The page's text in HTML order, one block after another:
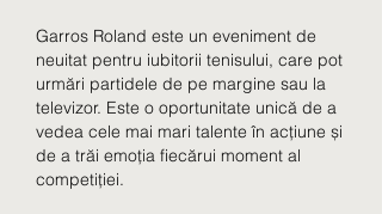
Garros Roland este un eveniment de
neuitat pentru iubitorii tenisului, care pot
urmări partidele de pe margine sau la
televizor. Este o oportunitate unică de a
vedea cele mai mari talente în acțiune și
de a trăi emoția fiecărui moment al
competiției.